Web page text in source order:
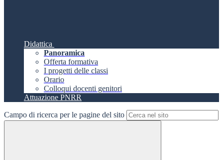
Didattica
Panoramica
Offerta formativa
I progetti delle classi
Orario
Colloqui docenti genitori
Attuazione PNRR
Campo di ricerca per le pagine del sito